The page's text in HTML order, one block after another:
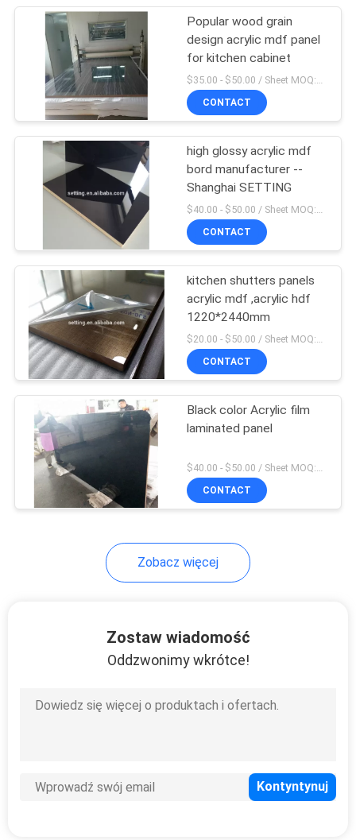
Płyty MDF z drewna
ziarnistego
Płyta MDF
laminowana PVC
10
Panele ścienne MDF
laminowane
Panele MDF
szczotkowanym
Popular wood grain
design acrylic mdf panel
for kitchen cabinet
$35.00 - $50.00 / Sheet MOQ:50 Sheet/Sheets
CONTACT
high glossy acrylic mdf
bord manufacturer --
Shanghai SETTING
CONTACT
kitchen shutters panels
acrylic mdf ,acrylic hdf
1220*2440mm
CONTACT
Black color Acrylic film
laminated panel
$40.00 - $50.00 / Sheet MOQ:50 Sheet/Sheets
CONTACT
Zobacz więcej
Zostaw wiadomość
Oddzwonimy wkrótce!